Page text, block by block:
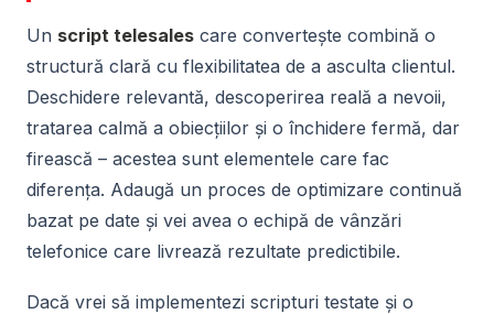
Un script telesales care convertește combină o
structură clară cu flexibilitatea de a asculta clientul.
Deschidere relevantă, descoperirea reală a nevoii,
tratarea calmă a obiecțiilor și o închidere fermă, dar
firească – acestea sunt elementele care fac
diferența. Adaugă un proces de optimizare continuă
bazat pe date și vei avea o echipă de vânzări
telefonice care livrează rezultate predictibile.
Dacă vrei să implementezi scripturi testate și o